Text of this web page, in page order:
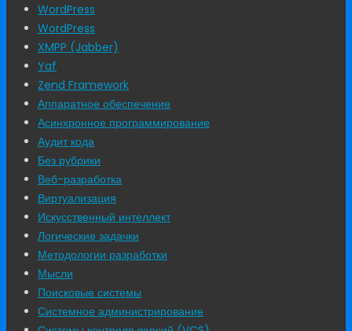
WordPress
WordPress
XMPP (Jabber)
Yaf
Zend Framework
Аппаратное обеспечение
Асинхронное программирование
Аудит кода
Без рубрики
Веб-разработка
Виртуализация
Искусственный интеллект
Логические задачки
Методологии разработки
Мысли
Поисковые системы
Системное администрирование